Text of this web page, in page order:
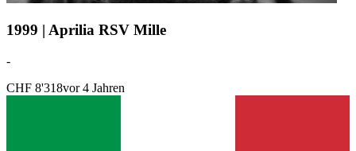
1999 | Aprilia RSV Mille
-
CHF 8'318vor 4 Jahren